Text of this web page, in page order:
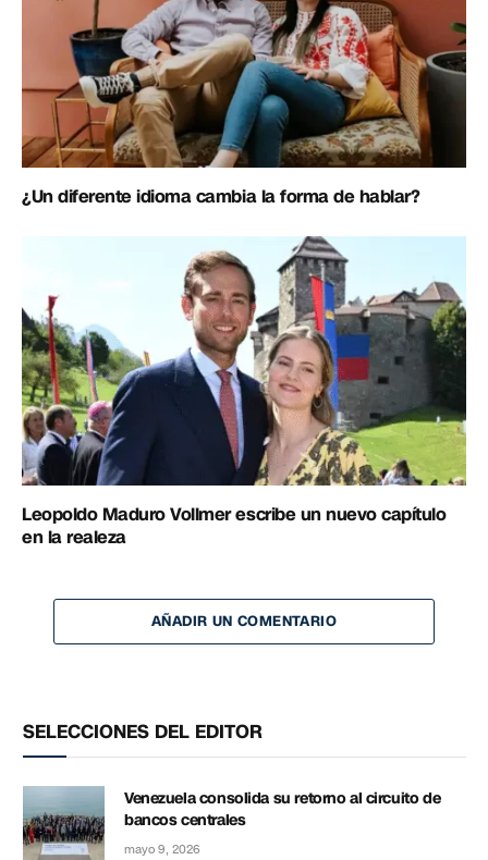
¿Un diferente idioma cambia la forma de hablar?
Leopoldo Maduro Vollmer escribe un nuevo capítulo
en la realeza
AÑADIR UN COMENTARIO
SELECCIONES DEL EDITOR
Venezuela consolida su retorno al circuito de
bancos centrales
mayo 9, 2026